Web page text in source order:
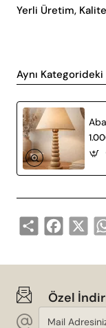
Yerli Üretim,
Aynı
Share Facebook
X
Özel
Mail